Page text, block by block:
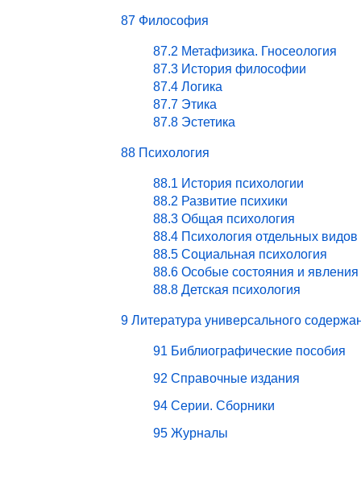
87 Философия
87.2 Метафизика. Гносеология
87.3 История философии
87.4 Логика
87.7 Этика
87.8 Эстетика
88 Психология
88.1 История психологии
88.2 Развитие психики
88.3 Общая психология
88.4 Психология отдельных
88.5 Социальная психология
88.6 Особые состояния и явления
88.8 Детская психология
9 Литература универсального
91 Библиографические пособия
92 Справочные издания
94 Серии. Сборники
95 Журналы